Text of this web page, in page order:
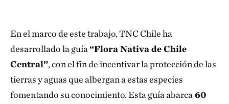
En el marco de este trabajo, TNC Chile ha
desarrollado la guía“Flora Nativa de Chile
Central”, con el fin de incentivar la protección de las
tierras y aguas que albergan a estas especies
fomentando su conocimiento. Esta guía abarca 60